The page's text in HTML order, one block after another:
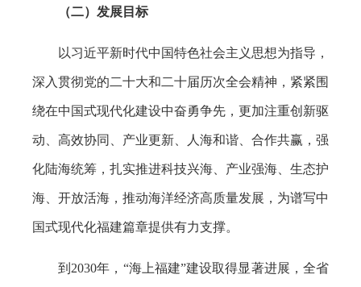
（二）发展目标
以习近平新时代中国特色社会主义思想为指导，
深入贯彻党的二十大和二十届历次全会精神，紧紧围
绕在中国式现代化建设中奋勇争先，更加注重创新驱
动、高效协同、产业更新、人海和谐、合作共赢，强
化陆海统筹，扎实推进科技兴海、产业强海、生态护
海、开放活海，推动海洋经济高质量发展，为谱写中
国式现代化福建篇章提供有力支撑。
到2030年，“海上福建”建设取得显著进展，全省